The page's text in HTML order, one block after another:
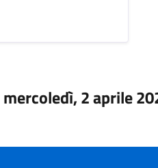
mercoledì, 2 aprile